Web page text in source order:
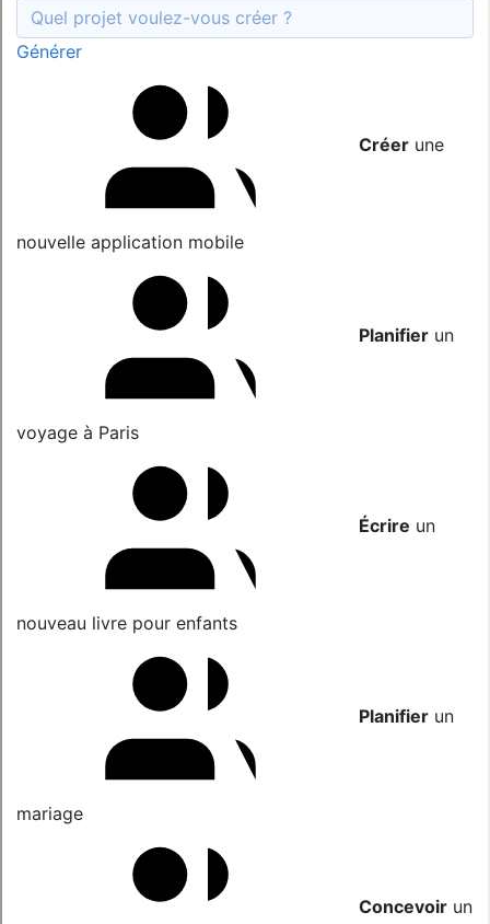
Générer
Créer une
nouvelle application mobile
Planifier un
voyage à Paris
Écrire un
nouveau livre pour enfants
Planifier un
mariage
Concevoir un